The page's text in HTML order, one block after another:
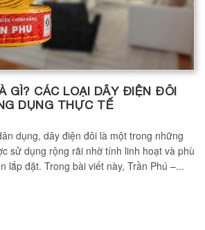
GÌ? CÁC LOẠI DÂY ĐIỆN ĐÔI
DỤNG THỰC TẾ
dụng, dây điện đôi là một trong những
sử dụng rộng rãi nhờ tính linh hoạt và phù
lắp đặt. Trong bài viết này, Trần Phú –...